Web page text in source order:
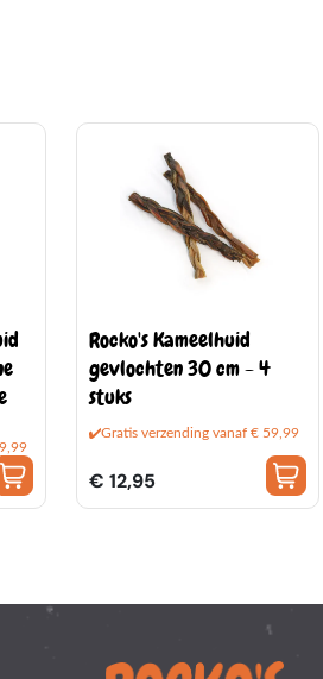
Rocko's Kameelhuid
gevlochten 30 cm - 4
stuks
Gratis verzending vanaf € 59,99
€ 12,95